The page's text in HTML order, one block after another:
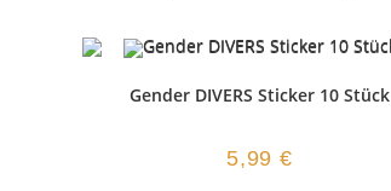
Gender DIVERS Sticker 10 Stück
5,99€